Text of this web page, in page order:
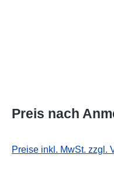
Preis nach
Preise inkl. MwSt. zzgl.